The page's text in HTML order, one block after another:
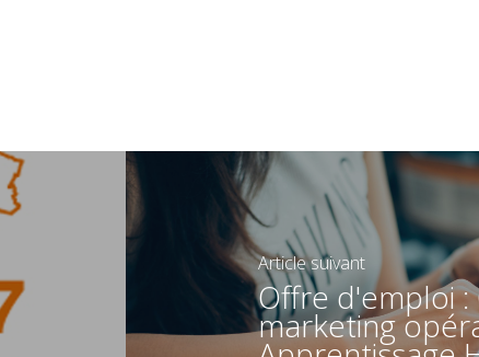
Article suivant
Offre d'emploi :
marketing